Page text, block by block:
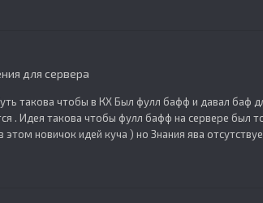
для сервера
такова чтобы в КХ Был фулл бафф и давал баф
. Идея такова чтобы фулл бафф на сервере был
новичок идей куча ) но Знания ява